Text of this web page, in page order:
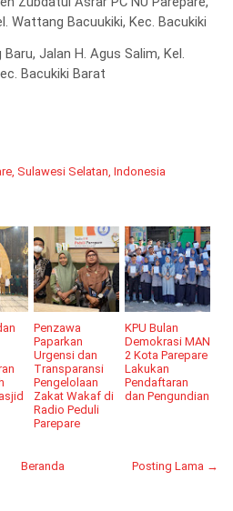
Wattang Bacuukiki, Kec. Bacukiki
Baru, Jalan H. Agus Salim, Kel.
Bacukiki Barat
Sulawesi Selatan, Indonesia
Penzawa
Paparkan
Urgensi dan
Transparansi
Pengelolaan
Zakat Wakaf di
Radio Peduli
Parepare
KPU Bulan
Demokrasi MAN
2 Kota Parepare
Lakukan
Pendaftaran
dan Pengundian
Posting Lama →
Beranda